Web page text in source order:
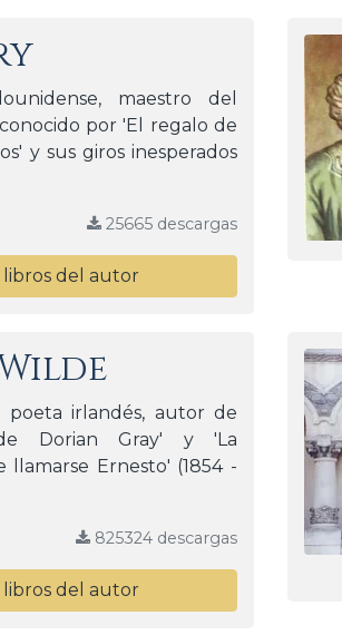
maestro del
por 'El regalo de
y sus giros inesperados
25665 descargas
libros del autor
poeta irlandés, autor de
Dorian Gray' y 'La
llamarse Ernesto' (1854 -
825324 descargas
libros del autor